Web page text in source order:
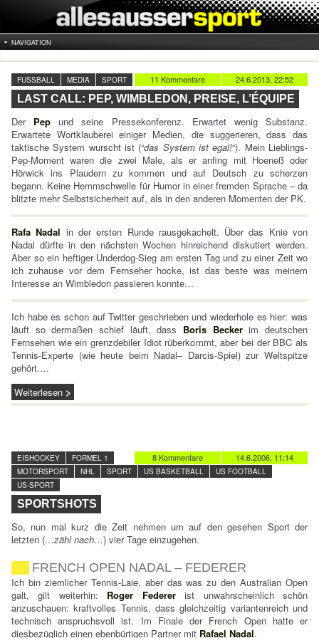
NAVIGATION
24.6.2013, 22:52
11 Kommentare
FUSSBALL MEDIA SPORT
LAST CALL: PEP, WIMBLEDON, PREISE, L’ÉQUIPE
Der Pep und seine Pressekonferenz. Erwartet wenig Substanz.
Erwartete Wortklauberei einiger Medien, die suggerieren, dass das
taktische System wurscht ist (“das System ist egal!“). Mein Lieblings-
Pep-Moment waren die zwei Male, als er anfing mit Hoeneß oder
Hörwick ins Plaudern zu kommen und auf Deutsch zu scherzen
begann. Keine Hemmschwelle für Humor in einer fremden Sprache – da
blitzte mehr Selbstsicherheit auf, als in den anderen Momenten der PK.
Rafa Nadal in der ersten Runde rausgekachelt. Über das Knie von
Nadal dürfte in den nächsten Wochen hinreichend diskutiert werden.
Aber so ein heftiger Underdog-Sieg am ersten Tag und zu einer Zeit wo
ich zuhause vor dem Fernseher hocke, ist das beste was meinem
Interesse an Wimbledon passieren konnte…
Ich habe es schon auf Twitter geschrieben und wiederhole es hier: was
läuft so dermaßen schief läuft, dass Boris Beckerim deutschen
Fernsehen wie ein grenzdebiler Idiot rüberkommt, aber bei der BBC als
Tennis-Experte (wie heute beim Nadal– Darcis-Spiel) zur Weltspitze
gehört.…
Weiterlesen
14.6.2006, 11:14
8 Kommentare
EISHOCKEY
FORMEL 1
MOTORSPORT
NHL SPORT US BASKETBALL
US FOOTBALL
US-SPORT
SPORTSHOTS
So, nun mal kurz die Zeit nehmen um auf den gesehen Sport der
letzten (…zähl nach…) vier Tage einzugehen.
FRENCH OPEN NADAL – FEDERER
Ich bin ziemlicher Tennis-Laie, aber das was zu den Australian Open
galt, gilt weiterhin: Roger Federerist unwahrscheinlich schön
anzuschauen: kraftvolles Tennis, dass gleichzeitig variantenreich und
technisch anspruchsvoll ist. Im Finale der French Open hatte er
diesbezüglich einen ebenbürtigen Partner mit Rafael Nadal.